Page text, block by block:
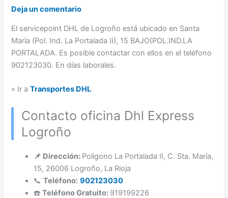
Deja un comentario
El servicepoint DHL de Logroño está ubicado en Santa
María (Pol. Ind. La Portalada II), 15 BAJO(POL.IND.LA
PORTALADA. Es posible contactar con ellos en el teléfono
902123030. En días laborales.
» Ir aTransportes DHL
Contacto oficina Dhl Express
Logroño
📌 Dirección: Poligono La Portalada II, C. Sta. María,
15, 26006 Logroño, La Rioja
📞Teléfono: 902123030
☎️Teléfono Gratuito: 919199226